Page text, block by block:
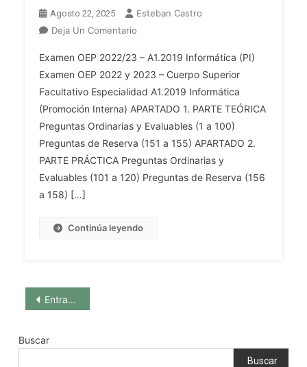
Agosto 22, 2025
Esteban Castro
Deja Un Comentario
OEP
2022
Y
2023
–
Cuerpo
Superior
Facultativo
Especialidad
(Promoción
Examen OEP 2022/23 – A1.2019 Informática (PI)
Examen OEP 2022 y 2023 – Cuerpo Superior
Facultativo Especialidad A1.2019 Informática
(Promoción Interna) APARTADO 1. PARTE TEÓRICA
Preguntas Ordinarias y Evaluables (1 a 100)
Preguntas de Reserva (151 a 155) APARTADO 2.
PARTE PRÁCTICA Preguntas Ordinarias y
Evaluables (101 a 120) Preguntas de Reserva (156
a 158) […]
Continúa leyendo
Navegación
entradas
Entradas anteriores
Buscar
Buscar